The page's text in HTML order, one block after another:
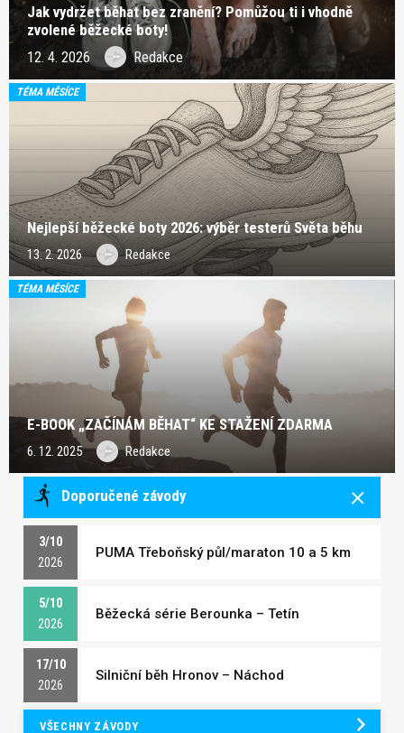
Jak vydržet běhat bez zranění? Pomůžou ti i vhodně
zvolené běžecké boty!
12. 4. 2026 Redakce
TÉMA MĚSÍCE
Nejlepší běžecké boty 2026: výběr testerů Světa běhu
13. 2. 2026 Redakce
TÉMA MĚSÍCE
E-BOOK „ZAČÍNÁM BĚHAT“ KE STAŽENÍ ZDARMA
6. 12. 2025 Redakce
Doporučené závody
3/10
2026
PUMA Třeboňský půl/maraton 10 a 5 km
5/10
2026
Běžecká série Berounka – Tetín
17/10
2026
Silniční běh Hronov – Náchod
VŠECHNY ZÁVODY